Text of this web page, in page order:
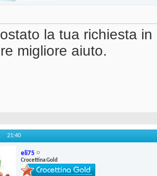
la tua richiesta
migliore aiuto.
21:40
eli75
Crocettina Gold